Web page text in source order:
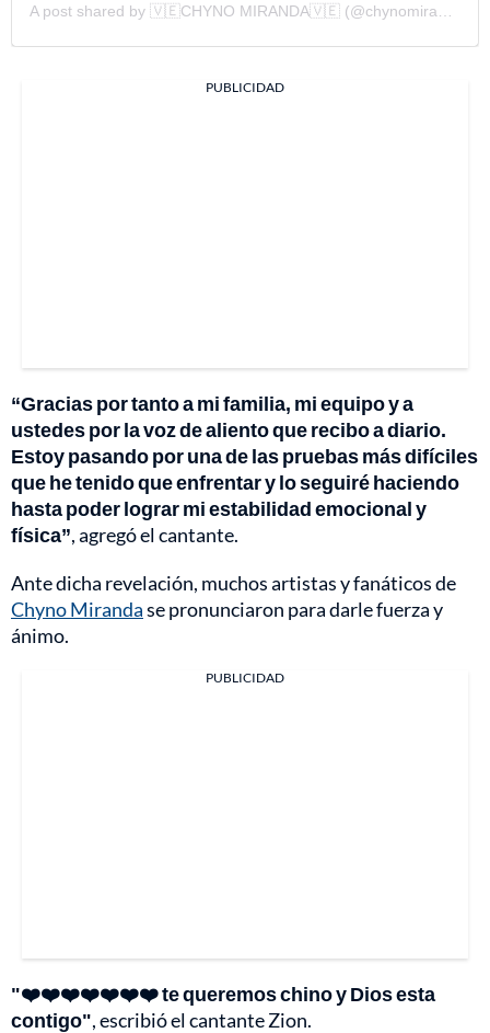
PUBLICIDAD
“Gracias por tanto a mi familia, mi equipo y a
ustedes por la voz de aliento que recibo a diario.
Estoy pasando por una de las pruebas más difíciles
que he tenido que enfrentar y lo seguiré haciendo
hasta poder lograr mi estabilidad emocional y
física”, agregó el cantante.
Ante dicha revelación, muchos artistas y fanáticos de
Chyno Mirandase pronunciaron para darle fuerza y
ánimo.
PUBLICIDAD
"❤️❤️❤️❤️❤️❤️❤️ te queremos chino y Dios esta
contigo", escribió el cantante Zion.